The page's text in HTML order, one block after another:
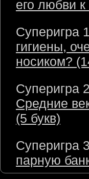
его любви
Суперигра
гигиены,
носиком?
Суперигра
Средние
(5 букв)
Суперигра
парную